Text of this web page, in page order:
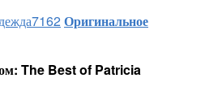
Оригинальное
The Best of Patricia